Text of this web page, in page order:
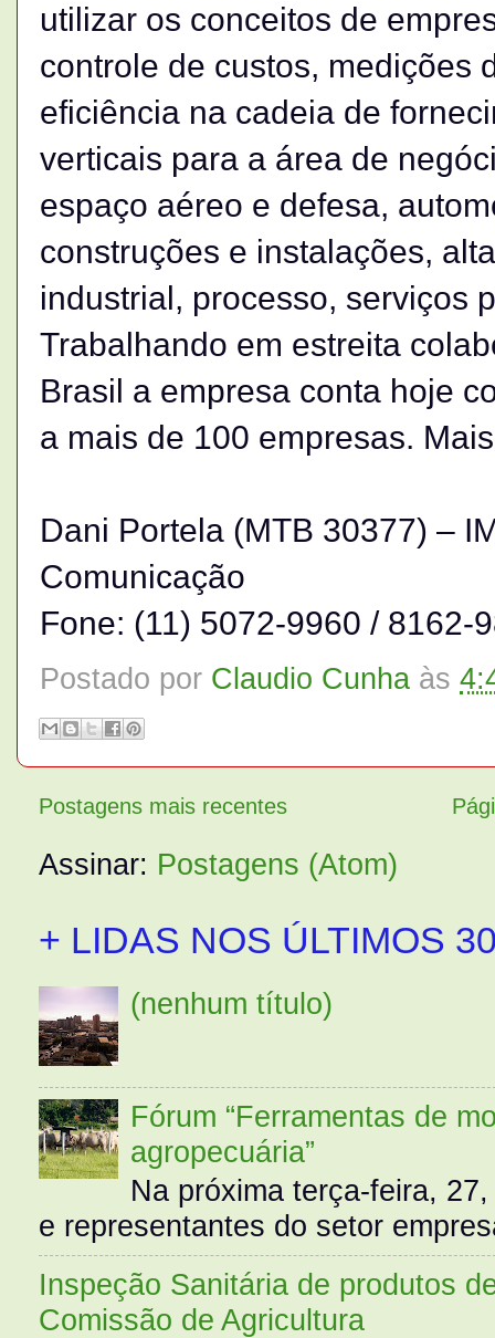
utilizar os conceitos de
controle de custos, medições
eficiência na cadeia de
verticais para a área de
espaço aéreo e defesa,
construções e instalações,
industrial, processo, serviços
Trabalhando em estreita
Brasil a empresa conta hoje
a mais de 100 empresas.
Dani Portela (MTB 30377) –
Comunicação
Fone: (11) 5072-9960 / 8162-
Postado por Claudio Cunha às
Postagens mais recentes
Assinar: Postagens (Atom)
+ LIDAS NOS ÚLTIMOS
(nenhum título)
Fórum “Ferramentas de
agropecuária”
Na próxima terça-feira,
e representantes do setor
Inspeção Sanitária de produtos
Comissão de Agricultura